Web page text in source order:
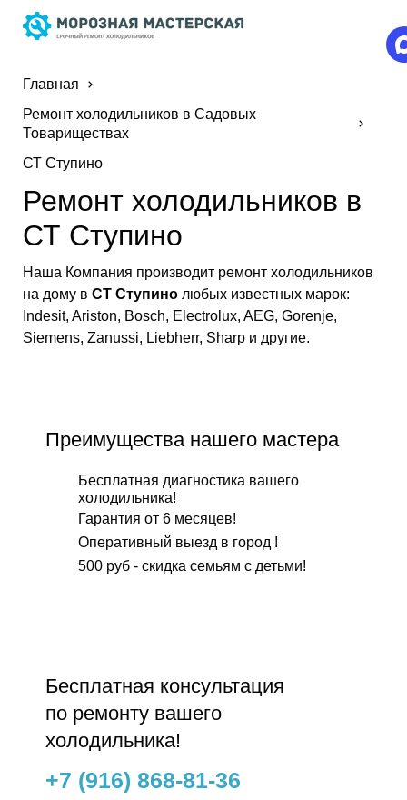
Ремонт холодильников в
СТ Ступино
Наша Компания производит ремонт холодильников
на дому в СТ Ступино любых известных марок:
Indesit, Ariston, Bosch, Electrolux, AEG, Gorenje,
Siemens, Zanussi, Liebherr, Sharp и другие.
Преимущества нашего мастера
Бесплатная диагностика вашего
холодильника!
Гарантия от 6 месяцев!
Оперативный выезд в город !
500 руб - скидка семьям с детьми!
Бесплатнaя консультация
по ремонту вашего
холодильника!
+7 (916) 868-81-36
Главная
Ремонт холодильников в Садовых
Товариществах
СТ Ступино